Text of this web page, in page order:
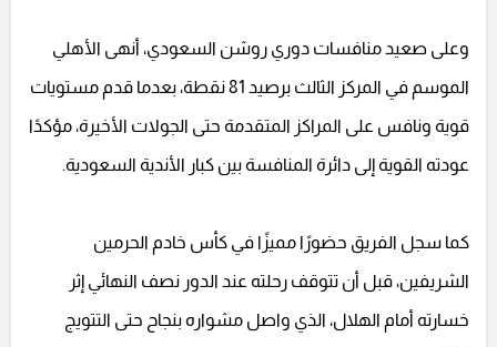
وعلى صعيد منافسات دوري روشن السعودي، أنهى الأهلي
الموسم في المركز الثالث برصيد 81 نقطة، بعدما قدم مستويات
قوية ونافس على المراكز المتقدمة حتى الجولات الأخيرة، مؤكدًا
عودته القوية إلى دائرة المنافسة بين كبار الأندية السعودية.
كما سجل الفريق حضورًا مميزًا في كأس خادم الحرمين
الشريفين، قبل أن تتوقف رحلته عند الدور نصف النهائي إثر
خسارته أمام الهلال، الذي واصل مشواره بنجاح حتى التتويج